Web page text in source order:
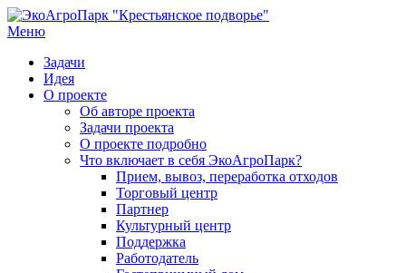
Перейти
к
Меню
Задачи
Идея
О проекте
Об авторе проекта
Задачи проекта
О проекте подробно
Что включает в себя ЭкоАгроПарк?
Прием, вывоз, переработка отходов
Торговый центр
Партнер
Культурный центр
Поддержка
Работодатель